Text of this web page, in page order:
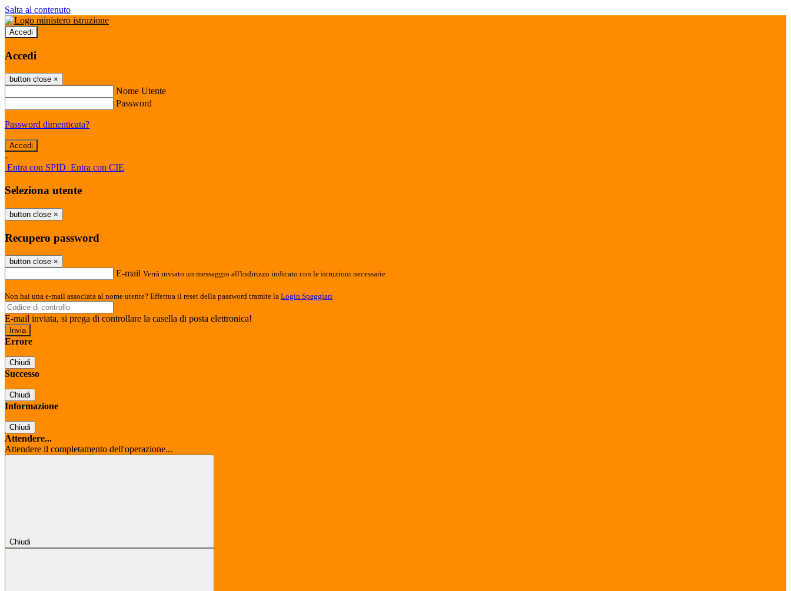
Salta al contenuto
Accedi
Accedi
button close ×
Nome Utente
Password
Password dimenticata?
-
Entra con SPID Entra con CIE
Seleziona utente
button close ×
Recupero password
button close ×
E-mail Verrà inviato un messaggio all'indirizzo indicato con le istruzioni necessarie.
Non hai una e-mail associata al nome utente? Effettua il reset della password tramite la Login Spaggiari
E-mail inviata, si prega di controllare la casella di posta elettronica!
Errore
Chiudi
Successo
Chiudi
Informazione
Chiudi
Attendere...
Attendere il completamento dell'operazione...
Chiudi